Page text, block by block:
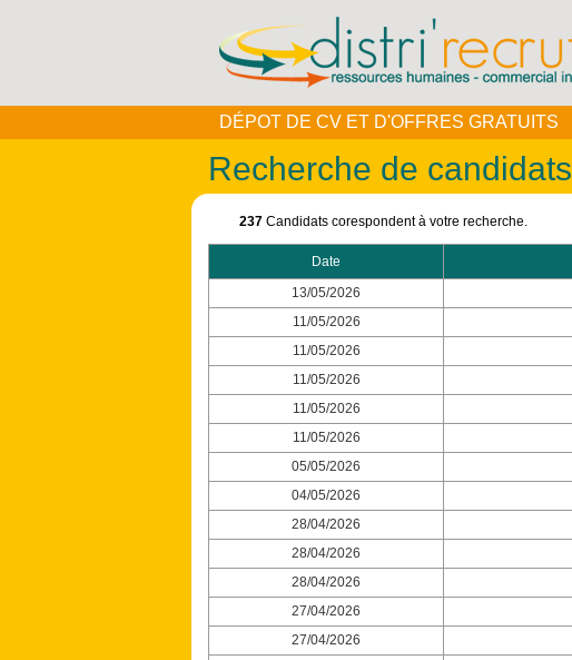
DÉPOT DE CV ET D'OFFRES GRATUITS
Recherche de candidats
237Candidats corespondent à votre recherche.
Date
13/05/2026
11/05/2026
11/05/2026
11/05/2026
11/05/2026
11/05/2026
05/05/2026
04/05/2026
28/04/2026
28/04/2026
28/04/2026
27/04/2026
27/04/2026